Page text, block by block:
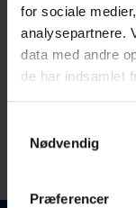
for sociale
analysepartnere.
data med andre
de har indsamlet
Nødvendig
Præferencer
S T U
Å *